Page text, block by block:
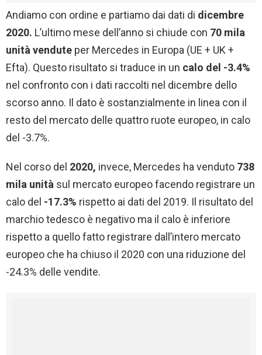
Andiamo con ordine e partiamo dai dati di dicembre
2020. L’ultimo mese dell’anno si chiude con 70 mila
unità vendute per Mercedes in Europa (UE + UK +
Efta). Questo risultato si traduce in un calo del -3.4%
nel confronto con i dati raccolti nel dicembre dello
scorso anno. Il dato è sostanzialmente in linea con il
resto del mercato delle quattro ruote europeo, in calo
del -3.7%.
Nel corso del 2020, invece, Mercedes ha venduto 738
mila unità sul mercato europeo facendo registrare un
calo del -17.3% rispetto ai dati del 2019. Il risultato del
marchio tedesco è negativo ma il calo è inferiore
rispetto a quello fatto registrare dall’intero mercato
europeo che ha chiuso il 2020 con una riduzione del
-24.3% delle vendite.